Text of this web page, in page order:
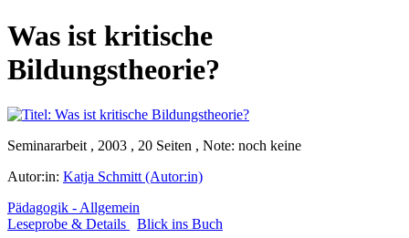
Was ist kritische
Bildungstheorie?
Seminararbeit , 2003 , 20 Seiten , Note: noch keine
Autor:in: Katja Schmitt (Autor:in)
Pädagogik - Allgemein
Leseprobe & Details
Blick ins Buch